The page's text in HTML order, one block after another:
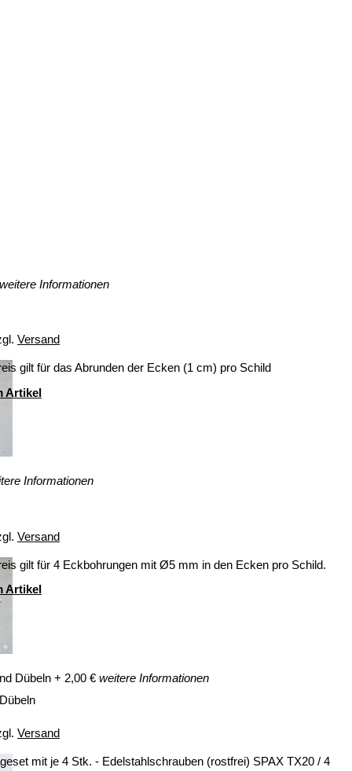
weitere Informationen
Versand
gilt für das Abrunden der Ecken (1 cm) pro Schild
Artikel
Informationen
Versand
gilt für 4 Eckbohrungen mit Ø5 mm in den Ecken pro Schild.
Artikel
Dübeln + 2,00 € weitere Informationen
Versand
mit je 4 Stk. - Edelstahlschrauben (rostfrei) SPAX TX20 / 4